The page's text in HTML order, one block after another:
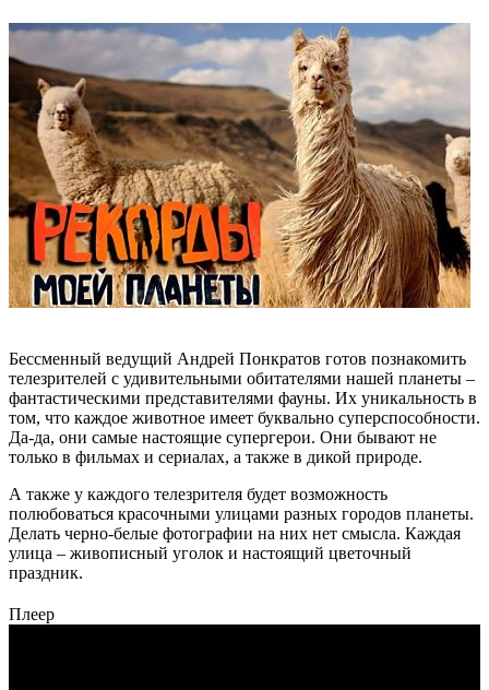
Бессменный ведущий Андрей Понкратов готов познакомить
телезрителей с удивительными обитателями нашей планеты –
фантастическими представителями фауны. Их уникальность в
том, что каждое животное имеет буквально суперспособности.
Да-да, они самые настоящие супергерои. Они бывают не
только в фильмах и сериалах, а также в дикой природе.
А также у каждого телезрителя будет возможность
полюбоваться красочными улицами разных городов планеты.
Делать черно-белые фотографии на них нет смысла. Каждая
улица – живописный уголок и настоящий цветочный
праздник.
Плеер